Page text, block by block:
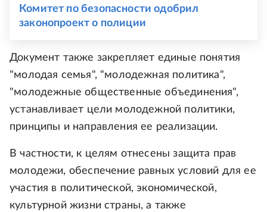
Комитет по безопасности одобрил
законопроект о полиции
Документ также закрепляет единые понятия
"молодая семья", "молодежная политика",
"молодежные общественные объединения",
устанавливает цели молодежной политики,
принципы и направления ее реализации.
В частности, к целям отнесены защита прав
молодежи, обеспечение равных условий для ее
участия в политической, экономической,
культурной жизни страны, а также